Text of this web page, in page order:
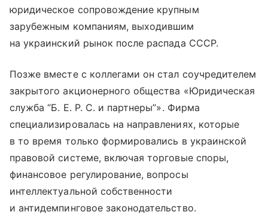
юридическое сопровождение крупным
зарубежным компаниям, выходившим
на украинский рынок после распада СССР.
Позже вместе с коллегами он стал соучредителем
закрытого акционерного общества «Юридическая
служба “Б. Е. Р. С. и партнеры”». Фирма
специализировалась на направлениях, которые
в то время только формировались в украинской
правовой системе, включая торговые споры,
финансовое регулирование, вопросы
интеллектуальной собственности
и антидемпинговое законодательство.